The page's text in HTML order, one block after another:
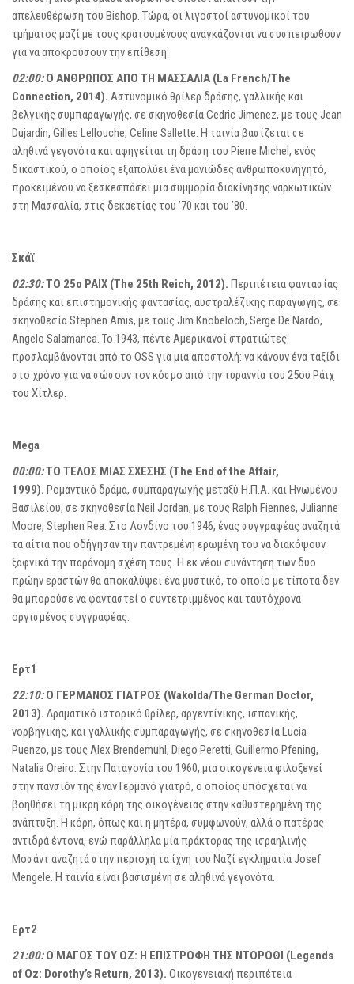
απελευθέρωση του Bishop. Τώρα, οι λιγοστοί αστυνομικοί του
τμήματος μαζί με τους κρατουμένους αναγκάζονται να συσπειρωθούν
για να αποκρούσουν την επίθεση.
02:00:Ο ΑΝΘΡΩΠΟΣ ΑΠΟ ΤΗ ΜΑΣΣΑΛΙΑ (La French/The
Connection, 2014). Αστυνομικό θρίλερ δράσης, γαλλικής και
βελγικής συμπαραγωγής, σε σκηνοθεσία Cedric Jimenez, με τους Jean
Dujardin, Gilles Lellouche, Celine Sallette. Η ταινία βασίζεται σε
αληθινά γεγονότα και αφηγείται τη δράση του Pierre Michel, ενός
δικαστικού, ο οποίος εξαπολύει ένα μανιώδες ανθρωποκυνηγητό,
προκειμένου να ξεσκεσπάσει μια συμμορία διακίνησης ναρκωτικών
στη Μασσαλία, στις δεκαετίας του ’70 και του ’80.
Σκάϊ
02:30:ΤΟ 25ο ΡΑΙΧ (The 25th Reich, 2012). Περιπέτεια φαντασίας
δράσης και επιστημονικής φαντασίας, αυστραλέζικης παραγωγής, σε
σκηνοθεσία Stephen Amis, με τους Jim Knobeloch, Serge De Nardo,
Angelo Salamanca. Το 1943, πέντε Αμερικανοί στρατιώτες
προσλαμβάνονται από το OSS για μια αποστολή: να κάνουν ένα ταξίδι
στο χρόνο για να σώσουν τον κόσμο από την τυραννία του 25ου Ράιχ
του Χίτλερ.
Mega
00:00:ΤΟ ΤΕΛΟΣ ΜΙΑΣ ΣΧΕΣΗΣ (The End of the Affair,
1999). Ρομαντικό δράμα, συμπαραγωγής μεταξύ Η.Π.Α. και Ηνωμένου
Βασιλείου, σε σκηνοθεσία Neil Jordan, με τους Ralph Fiennes, Julianne
Moore, Stephen Rea. Στο Λονδίνο του 1946, ένας συγγραφέας αναζητά
τα αίτια που οδήγησαν την παντρεμένη ερωμένη του να διακόψουν
ξαφνικά την παράνομη σχέση τους. Η εκ νέου συνάντηση των δυο
πρώην εραστών θα αποκαλύψει ένα μυστικό, το οποίο με τίποτα δεν
θα μπορούσε να φανταστεί ο συντετριμμένος και ταυτόχρονα
οργισμένος συγγραφέας.
Ερτ1
22:10:Ο ΓΕΡΜΑΝΟΣ ΓΙΑΤΡΟΣ (Wakolda/The German Doctor,
2013). Δραματικό ιστορικό θρίλερ, αργεντίνικης, ισπανικής,
νορβηγικής, και γαλλικής συμπαραγωγής, σε σκηνοθεσία Lucia
Puenzo, με τους Alex Brendemuhl, Diego Peretti, Guillermo Pfening,
Natalia Oreiro. Στην Παταγονία του 1960, μια οικογένεια φιλοξενεί
στην πανσιόν της έναν Γερμανό γιατρό, ο οποίος υπόσχεται να
βοηθήσει τη μικρή κόρη της οικογένειας στην καθυστερημένη της
ανάπτυξη. Η κόρη, όπως και η μητέρα, συμφωνούν, αλλά ο πατέρας
αντιδρά έντονα, ενώ παράλληλα μία πράκτορας της ισραηλινής
Μοσάντ αναζητά στην περιοχή τα ίχνη του Ναζί εγκληματία Josef
Mengele. Η ταινία είναι βασισμένη σε αληθινά γεγονότα.
Ερτ2
21:00:Ο ΜΑΓΟΣ ΤΟΥ ΟΖ: Η ΕΠΙΣΤΡΟΦΗ ΤΗΣ ΝΤΟΡΟΘΙ (Legends
of Oz: Dorothy’s Return, 2013). Οικογενειακή περιπέτεια